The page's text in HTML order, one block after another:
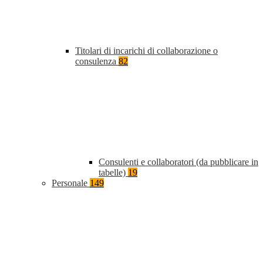
Titolari di incarichi di collaborazione o
consulenza 82
Consulenti e collaboratori (da pubblicare in
tabelle) 19
Personale 149